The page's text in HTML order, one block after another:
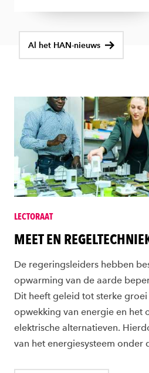
Al het HAN-nieuws
LECTORAAT
MEET EN
De regeringsleiders hebben
opwarming van de aarde
Dit heeft geleid tot sterke
opwekking van energie en het
elektrische alternatieven.
van het energiesysteem onder